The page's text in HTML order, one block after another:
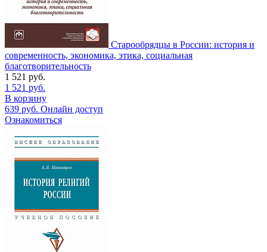
Старообрядцы в России: история и
современность, экономика, этика, социальная
благотворительность
1 521 руб.
1 521 руб.
В корзину
639 руб. Онлайн доступ
Ознакомиться